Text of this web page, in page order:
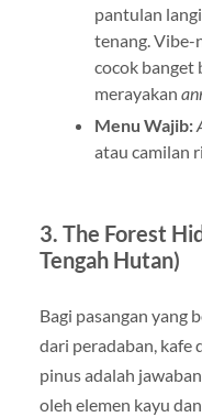
pantulan
tenang. Vibe-
cocok banget
merayakan
Menu Wajib:
atau camilan
3. The Forest
Tengah Hutan)
Bagi pasangan yang
dari peradaban, kafe
pinus adalah
oleh elemen kayu